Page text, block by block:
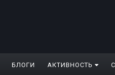
БЛОГИ АКТИВНОСТЬ